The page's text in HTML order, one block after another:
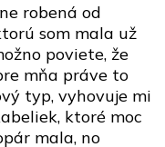
robená od
som mala už
poviete, že
mňa práve to
typ, vyhovuje mi
ktoré moc
mala, no